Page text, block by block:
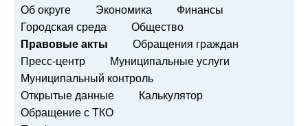
Об округе Экономика
Финансы
Городская среда
Общество
Правовые акты
Обращения граждан
Пресс-центр
Муниципальные услуги
Муниципальный контроль
Открытые данные
Калькулятор
Обращение с ТКО